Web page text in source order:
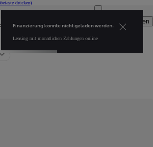
drücken)
Privatkunden Firmenkunden
Menü öffnen
werden. Leasing mit monatlichen Zahlungen online
Finanzierung konnte nicht geladen werden.
Leasing mit monatlichen Zahlungen online